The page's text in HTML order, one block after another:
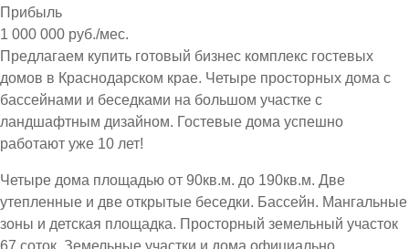
Прибыль
1 000 000 руб./мес.
Предлагаем купить готовый бизнес комплекс гостевых
домов в Краснодарском крае. Четыре просторных дома с
бассейнами и беседками на большом участке с
ландшафтным дизайном. Гостевые дома успешно
работают уже 10 лет!
Четыре дома площадью от 90кв.м. до 190кв.м. Две
утепленные и две открытые беседки. Бассейн. Мангальные
зоны и детская площадка. Просторный земельный участок
67 соток. Земельные участки и дома официально